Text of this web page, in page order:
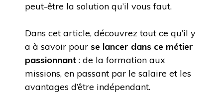
peut-être la solution qu’il vous faut.
Dans cet article, découvrez tout ce qu’il y
a à savoir pour se lancer dans ce métier
passionnant : de la formation aux
missions, en passant par le salaire et les
avantages d’être indépendant.